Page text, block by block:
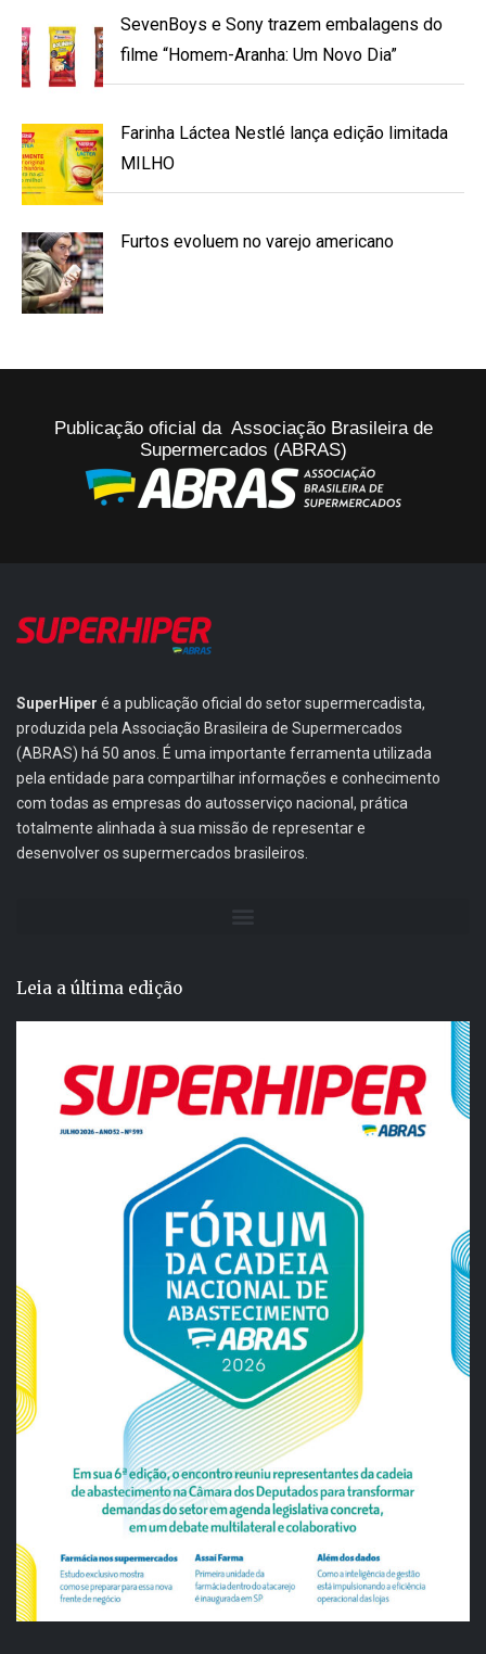
SevenBoys e Sony trazem embalagens do
filme “Homem-Aranha: Um Novo Dia”
Farinha Láctea Nestlé lança edição limitada
MILHO
Furtos evoluem no varejo americano
Publicação oficial da Associação Brasileira de
Supermercados (ABRAS)
SuperHiper é a publicação oficial do setor supermercadista,
produzida pela Associação Brasileira de Supermercados
(ABRAS) há 50 anos. É uma importante ferramenta utilizada
pela entidade para compartilhar informações e conhecimento
com todas as empresas do autosserviço nacional, prática
totalmente alinhada à sua missão de representar e
desenvolver os supermercados brasileiros.
Leia a última edição